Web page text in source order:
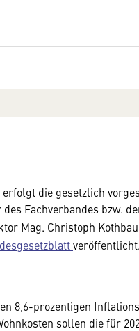
die gesetzlich
Fachverbandes bzw.
Mag. Christoph
veröffentlicht.
8,6-prozentigen
sollen die für